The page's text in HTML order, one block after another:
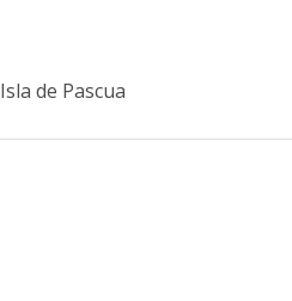
Isla de Pascua